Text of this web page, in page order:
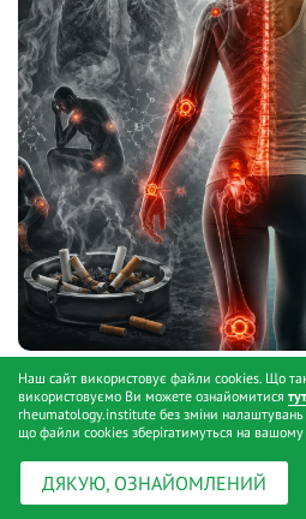
Як нікотин руйнує суглоби:
ревматології// 31.05.2026
Наш сайт використовує файли cookies. Що
використовуємо Ви можете ознайомитися тут
rheumatology.institute без зміни
що файли cookies зберігатимуться на вашому
ДЯКУЮ, ОЗНАЙОМЛЕНИЙ